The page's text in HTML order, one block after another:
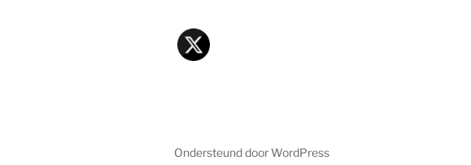
Ondersteund door WordPress